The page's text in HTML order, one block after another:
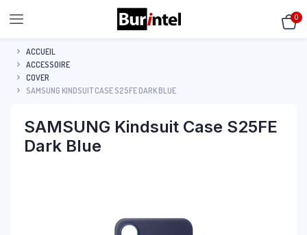
0
ACCUEIL
ACCESSOIRE
COVER
SAMSUNG KINDSUIT CASE S25FE DARK BLUE
SAMSUNG Kindsuit Case S25FE
Dark Blue